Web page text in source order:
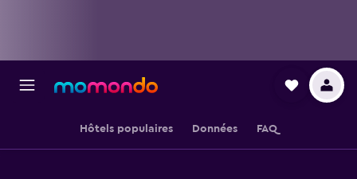
Hôtels populaires Données FAQ